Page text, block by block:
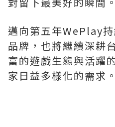
邁向第五年WePlay
品牌，也將繼續深耕
富的遊戲生態與活躍
家日益多樣化的需求。